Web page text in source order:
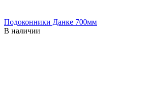
Подоконники Данке 700мм
В наличии